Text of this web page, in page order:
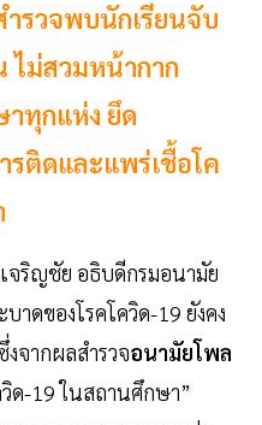
รวจพบนักเรียนจับ
ไม่สวมหน้ากาก
ทุกแห่ง ยึด
รติดและแพร่เชื้อโค
ริญชัย อธิบดีกรมอนามัย
าดของโรคโควิด-19 ยังคง
จากผลสำรวจอนามัยโพล
ด-19 ในสถานศึกษา”